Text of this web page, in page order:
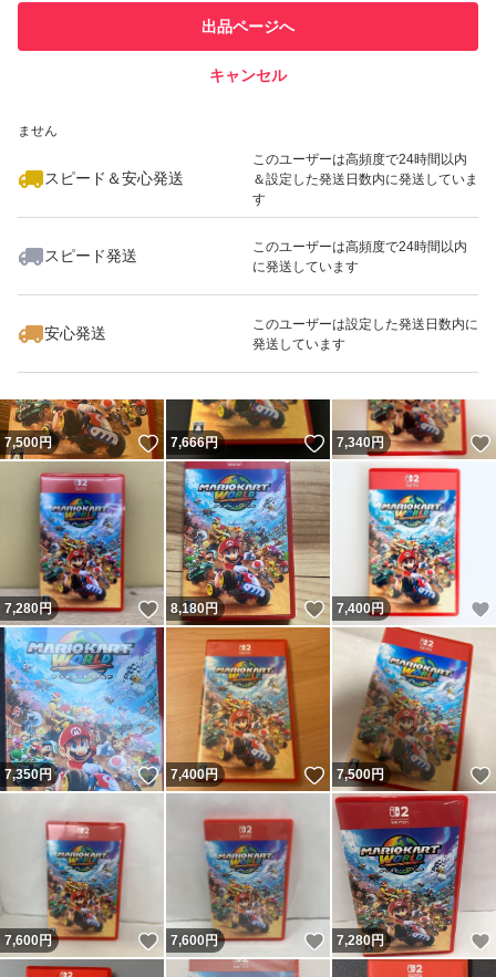
での取引実績があります
ません
スピード＆安心発送
このユーザーは高頻度で24時間以内
＆設定した発送日数内に発送していま
す
スピード発送
このユーザーは高頻度で24時間以内
に発送しています
安心発送
このユーザーは設定した発送日数内に
発送しています
出品ページへ
キャンセル
いいね！
7,500
7,500円 いいね！
7,666円 いいね！
7,340円
7,280円 いいね！
8,180円 いいね！
7,400円
7,350円 いいね！
7,400円 いいね！
7,500円
7,600円 いいね！
7,600円 いいね！
7,280円